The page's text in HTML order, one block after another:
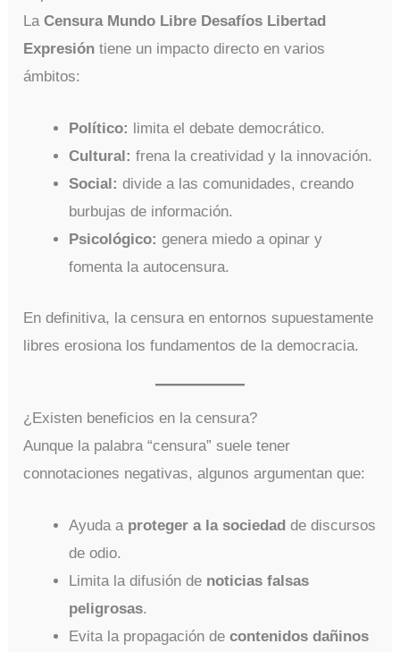
LaCensura Mundo Libre Desafíos Libertad
Expresión tiene un impacto directo en varios
ámbitos:
Político:
limita el debate democrático.
Cultural: frena la creatividad y la innovación.
Social: divide a las comunidades, creando
burbujas de información.
Psicológico: genera miedo a opinar y
fomenta la autocensura.
En definitiva, la censura en entornos supuestamente
libres erosiona los fundamentos de la democracia.
¿Existen beneficios en la censura?
Aunque la palabra “censura” suele tener
connotaciones negativas, algunos argumentan que:
Ayuda a proteger a la sociedad de discursos
de odio.
Limita la difusión de noticias falsas
peligrosas.
Evita la propagación decontenidos dañinos